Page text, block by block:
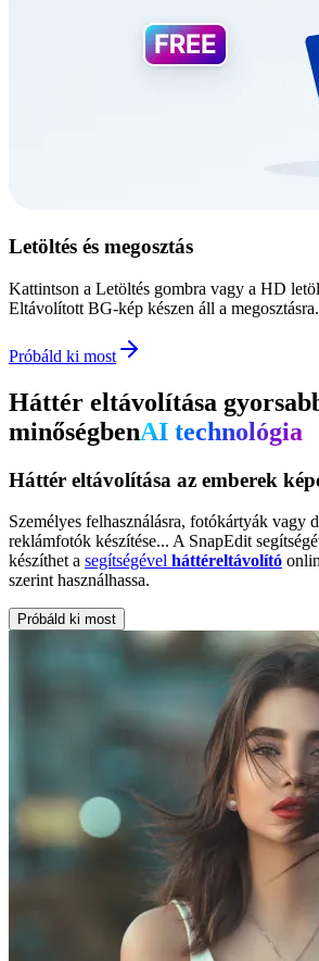
Letöltés és megosztás
Kattintson a Letöltés gombra vagy a HD
Eltávolított BG-kép készen áll a megosztásra.
Próbáld ki most
Háttér eltávolítása
minőségbenAI technológia
Háttér eltávolítása az emberek
Személyes felhasználásra, fotókártyák vagy
reklámfotók készítése... A SnapEdit
készíthet a segítségével háttéreltávolító
szerint használhassa.
Próbáld ki most